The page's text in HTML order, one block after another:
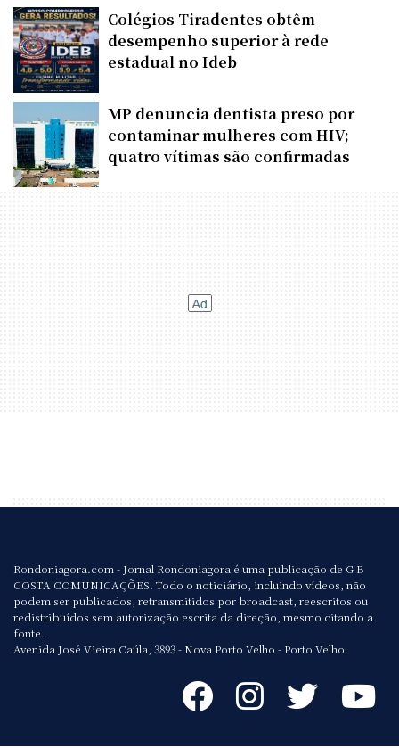
Colégios Tiradentes obtêm
desempenho superior à rede
estadual no Ideb
MP denuncia dentista preso por
contaminar mulheres com HIV;
quatro vítimas são confirmadas
Rondoniagora.com - Jornal Rondoniagora é uma publicação de G B
COSTA COMUNICAÇÕES. Todo o noticiário, incluindo vídeos, não
podem ser publicados, retransmitidos por broadcast, reescritos ou
redistribuídos sem autorização escrita da direção, mesmo citando a
fonte.
Avenida José Vieira Caúla, 3893 - Nova Porto Velho - Porto Velho.